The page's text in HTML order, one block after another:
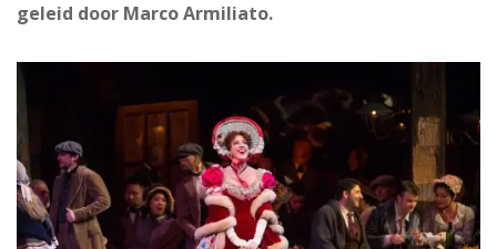
geleid door Marco Armiliato.